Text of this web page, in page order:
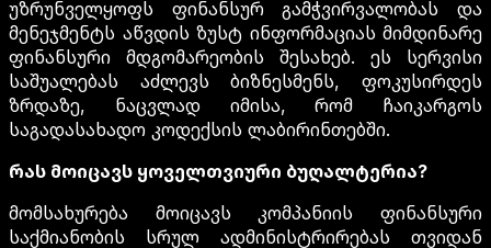
უზრუნველყოფს ფინანსურ გამჭვირვალობას და
მენეჯმენტს აწვდის ზუსტ ინფორმაციას მიმდინარე
ფინანსური მდგომარეობის შესახებ. ეს სერვისი
საშუალებას აძლევს ბიზნესმენს, ფოკუსირდეს
ზრდაზე, ნაცვლად იმისა, რომ ჩაიკარგოს
საგადასახადო კოდექსის ლაბირინთებში.
რას მოიცავს ყოველთვიური ბუღალტერია?
მომსახურება მოიცავს კომპანიის ფინანსური
საქმიანობის სრულ ადმინისტრირებას თვიდან